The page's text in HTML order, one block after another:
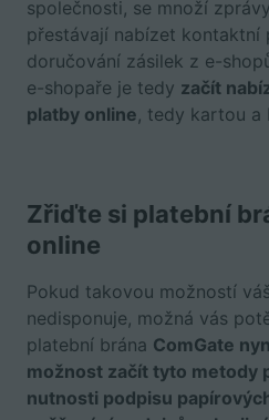
společnosti, se množí
přestávají nabízet
doručování zásilek z e-
e-shopaře je tedy začít
platby online, tedy kartou a
Zřiďte si platební
online
Pokud takovou možností
nedisponuje, možná vás
platební brána ComGate
možnost začít tyto metody
nutnosti podpisu